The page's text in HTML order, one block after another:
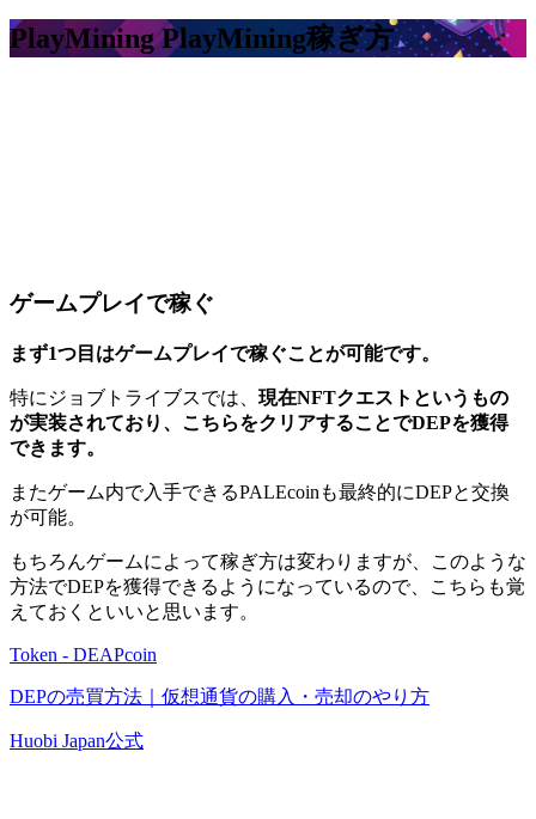
PlayMining PlayMining稼ぎ方
ゲームプレイで稼ぐ
まず1つ目はゲームプレイで稼ぐことが可能です。
特にジョブトライブスでは、 現在NFTクエストというもの
が実装されており、こちらをクリアすることでDEPを獲得
できます。
またゲーム内で入手できるPALEcoinも最終的にDEPと交換
が可能。
もちろんゲームによって稼ぎ方は変わりますが、このような
方法でDEPを獲得できるようになっているので、こちらも覚
えておくといいと思います。
Token - DEAPcoin
DEPの売買方法｜仮想通貨の購入・売却のやり方
Huobi Japan公式